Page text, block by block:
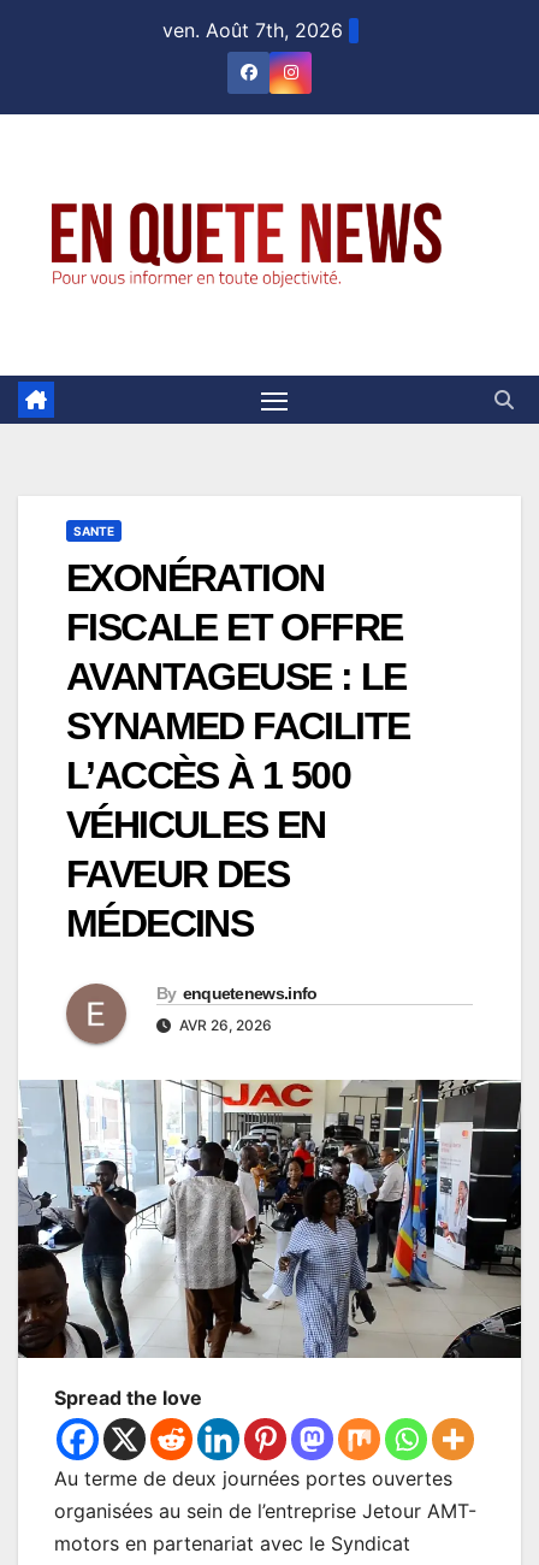
ven. Août 7th, 2026
SANTE
EXONÉRATION
FISCALE ET OFFRE
AVANTAGEUSE : LE
SYNAMED FACILITE
L’ACCÈS À 1 500
VÉHICULES EN
FAVEUR DES
MÉDECINS
By enquetenews.info
AVR 26, 2026
Spread the love
Au terme de deux journées portes ouvertes
organisées au sein de l’entreprise Jetour AMT-
motors en partenariat avec le Syndicat